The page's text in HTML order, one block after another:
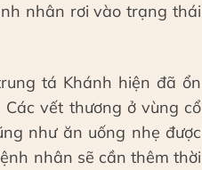
nhân rơi vào trạng thái
tá Khánh hiện đã ổn
vết thương ở vùng cổ
như ăn uống nhẹ được
nhân sẽ cần thêm thời